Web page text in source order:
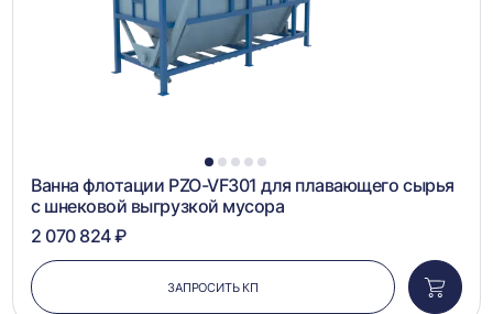
1 2 3 4 5
Ванна флотации PZO-VF301 для плавающего сырья
с шнековой выгрузкой мусора
2 070 824 ₽
ЗАПРОСИТЬ КП